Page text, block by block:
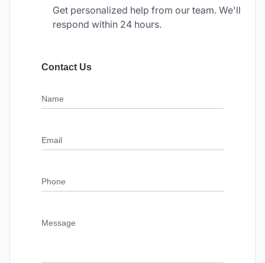
Get personalized help from our team. We'll
respond within 24 hours.